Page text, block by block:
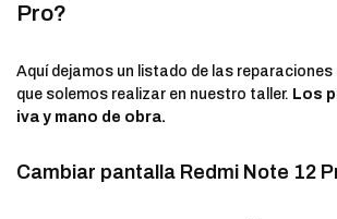
Pro?
Aquí dejamos un listado de las
que solemos realizar en nuestro taller. Los
iva y mano de obra.
Cambiar pantalla Redmi Note 12